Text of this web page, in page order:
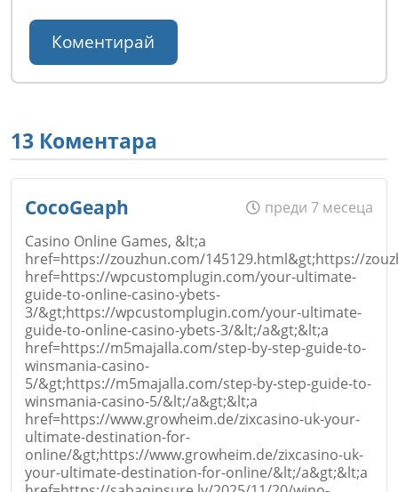
13 Коментара
CocoGeaph
преди 7 месеца
Casino Online Games, &lt;a
href=https://zouzhun.com/145129.html&gt;https://
href=https://wpcustomplugin.com/your-ultimate-
guide-to-online-casino-ybets-
3/&gt;https://wpcustomplugin.com/your-ultimate-
guide-to-online-casino-ybets-3/&lt;/a&gt;&lt;a
href=https://m5majalla.com/step-by-step-guide-to-
winsmania-casino-
5/&gt;https://m5majalla.com/step-by-step-guide-to-
winsmania-casino-5/&lt;/a&gt;&lt;a
href=https://www.growheim.de/zixcasino-uk-your-
ultimate-destination-for-
online/&gt;https://www.growheim.de/zixcasino-uk-
your-ultimate-destination-for-online/&lt;/a&gt;&lt;a